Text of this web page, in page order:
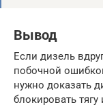
Вывод
Если дизель
побочной
нужно доказать
блокировать